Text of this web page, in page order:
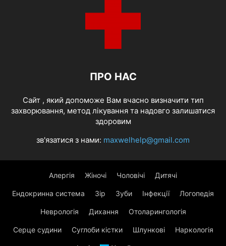
ПРО НАС
Cайт , який допоможе Вам вчасно визначити тип
захворювання, метод лікування та надовго залишатися
здоровим
зв'язатися з нами: maxwelhelp@gmail.com
Алергія Жіночі Чоловічі Дитячі
Ендокринна система Зір Зуби Інфекції Логопедія
Неврологія Дихання Отоларингологія
Серце судини Суглоби кістки Шлункові Наркологія